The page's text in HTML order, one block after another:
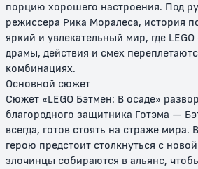
LEGO Ниндзяго
6+ 6+
порцию хорошего настроения. Под
режиссера Рика Моралеса, история
яркий и увлекательный мир, где
драмы, действия и смех
комбинациях.
Основной сюжет
Сюжет «LEGO Бэтмен: В осаде»
благородного защитника Готэма —
всегда, готов стоять на страже мира.
герою предстоит столкнуться с
злочинцы собираются в альянс,